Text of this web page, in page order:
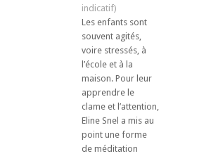
Les enfants sont
souvent agités,
voire stressés, à
l’école et à la
maison. Pour leur
apprendre le
clame et l’attention,
Eline Snel a mis au
point une forme
de méditation